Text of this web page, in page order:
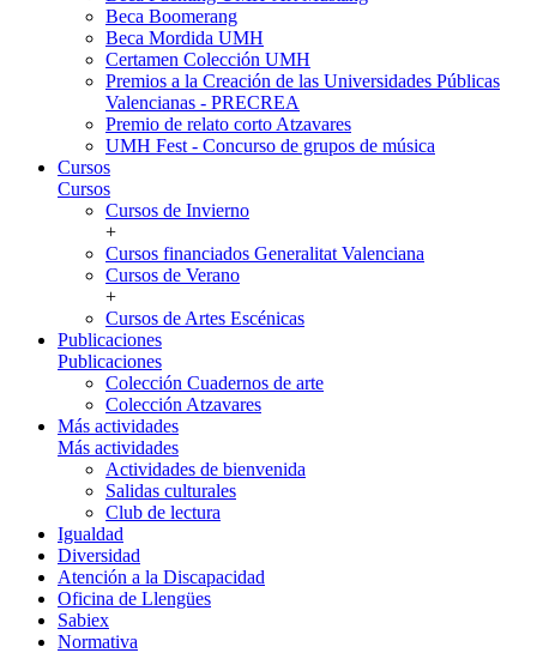
Beca Boomerang
Beca Mordida UMH
Certamen Colección UMH
Premios a la Creación de las Universidades Públicas
Valencianas - PRECREA
Premio de relato corto Atzavares
UMH Fest - Concurso de grupos de música
Cursos
Cursos
Cursos de Invierno
+
Cursos financiados Generalitat Valenciana
Cursos de Verano
+
Cursos de Artes Escénicas
Publicaciones
Publicaciones
Colección Cuadernos de arte
Colección Atzavares
Más actividades
Más actividades
Actividades de bienvenida
Salidas culturales
Club de lectura
Igualdad
Diversidad
Atención a la Discapacidad
Oficina de Llengües
Sabiex
Normativa